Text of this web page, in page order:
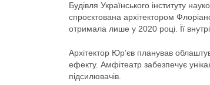
Будівля Українського інституту
спроєктована архітектором
отримала лише у 2020 році. Її
Архітектор Юр’єв планував
ефекту. Амфітеатр забезпечує
підсилювачів.